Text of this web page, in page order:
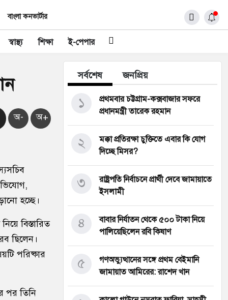
বাংলা কনভার্টার
স্বাস্থ্য শিক্ষা ই-পেপার
অ- অ+
হচ্ছে।
বিস্তারিত
ছিলেন।
পরিষ্কার
পর তিনি
সর্বশেষ জনপ্রিয়
প্রথমবার চট্টগ্রাম-কক্সবাজার সফরে
প্রধানমন্ত্রী তারেক রহমান
১
মক্কা প্রতিরক্ষা চুক্তিতে এবার কি যোগ
দিচ্ছে মিসর?
২
রাষ্ট্রপতি নির্বাচনে প্রার্থী দেবে জামায়াতে
ইসলামী
৩
বাবার নির্যাতন থেকে ৫০০ টাকা নিয়ে
পালিয়েছিলেন রবি কিষাণ
৪
গণঅভ্যুত্থানের সঙ্গে প্রথম বেইমানি
জামায়াত আমিরের: রাশেদ খান
৫